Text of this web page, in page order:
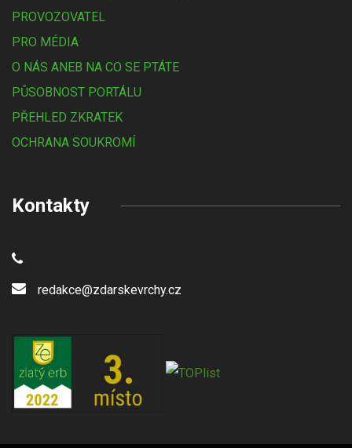
PROVOZOVATEL
PRO MÉDIA
O NÁS ANEB NA CO SE PTÁTE
PŮSOBNOST PORTÁLU
PŘEHLED ZKRATEK
OCHRANA SOUKROMÍ
Kontakty
redakce@zdarskevrchy.cz